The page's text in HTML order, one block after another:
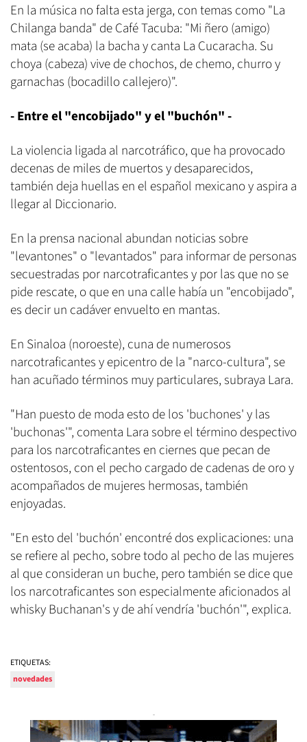
En la música no falta esta jerga, con temas como "La
Chilanga banda" de Café Tacuba: "Mi ñero (amigo)
mata (se acaba) la bacha y canta La Cucaracha. Su
choya (cabeza) vive de chochos, de chemo, churro y
garnachas (bocadillo callejero)".
- Entre el "encobijado" y el "buchón" -
La violencia ligada al narcotráfico, que ha provocado
decenas de miles de muertos y desaparecidos,
también deja huellas en el español mexicano y aspira a
llegar al Diccionario.
En la prensa nacional abundan noticias sobre
"levantones" o "levantados" para informar de personas
secuestradas por narcotraficantes y por las que no se
pide rescate, o que en una calle había un "encobijado",
es decir un cadáver envuelto en mantas.
En Sinaloa (noroeste), cuna de numerosos
narcotraficantes y epicentro de la "narco-cultura", se
han acuñado términos muy particulares, subraya Lara.
"Han puesto de moda esto de los 'buchones' y las
'buchonas'", comenta Lara sobre el término despectivo
para los narcotraficantes en ciernes que pecan de
ostentosos, con el pecho cargado de cadenas de oro y
acompañados de mujeres hermosas, también
enjoyadas.
"En esto del 'buchón' encontré dos explicaciones: una
se refiere al pecho, sobre todo al pecho de las mujeres
al que consideran un buche, pero también se dice que
los narcotraficantes son especialmente aficionados al
whisky Buchanan's y de ahí vendría 'buchón'", explica.
ETIQUETAS:
novedades